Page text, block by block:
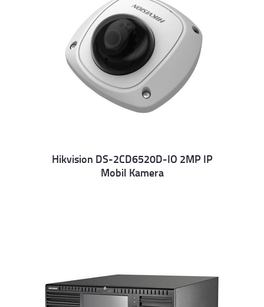
Details
Hikvision DS-2CD6520D-IO 2MP IP
Mobil Kamera